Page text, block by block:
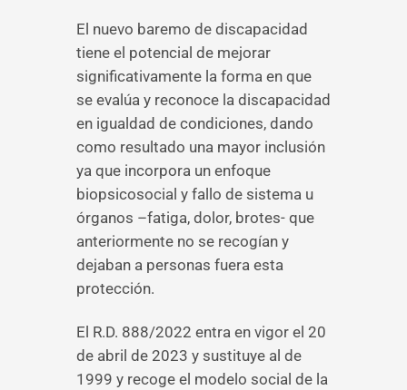
El nuevo baremo de discapacidad
tiene el potencial de mejorar
significativamente la forma en que
se evalúa y reconoce la discapacidad
en igualdad de condiciones, dando
como resultado una mayor inclusión
ya que incorpora un enfoque
biopsicosocial y fallo de sistema u
órganos –fatiga, dolor, brotes- que
anteriormente no se recogían y
dejaban a personas fuera esta
protección.
El R.D. 888/2022 entra en vigor el 20
de abril de 2023 y sustituye al de
1999 y recoge el modelo social de la